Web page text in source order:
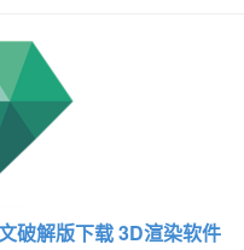
破解版下载 3D渲染软件